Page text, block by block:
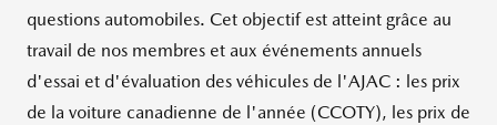
questions automobiles. Cet objectif est atteint grâce au
travail de nos membres et aux événements annuels
d'essai et d'évaluation des véhicules de l'AJAC : les prix
de la voiture canadienne de l'année (CCOTY), les prix de